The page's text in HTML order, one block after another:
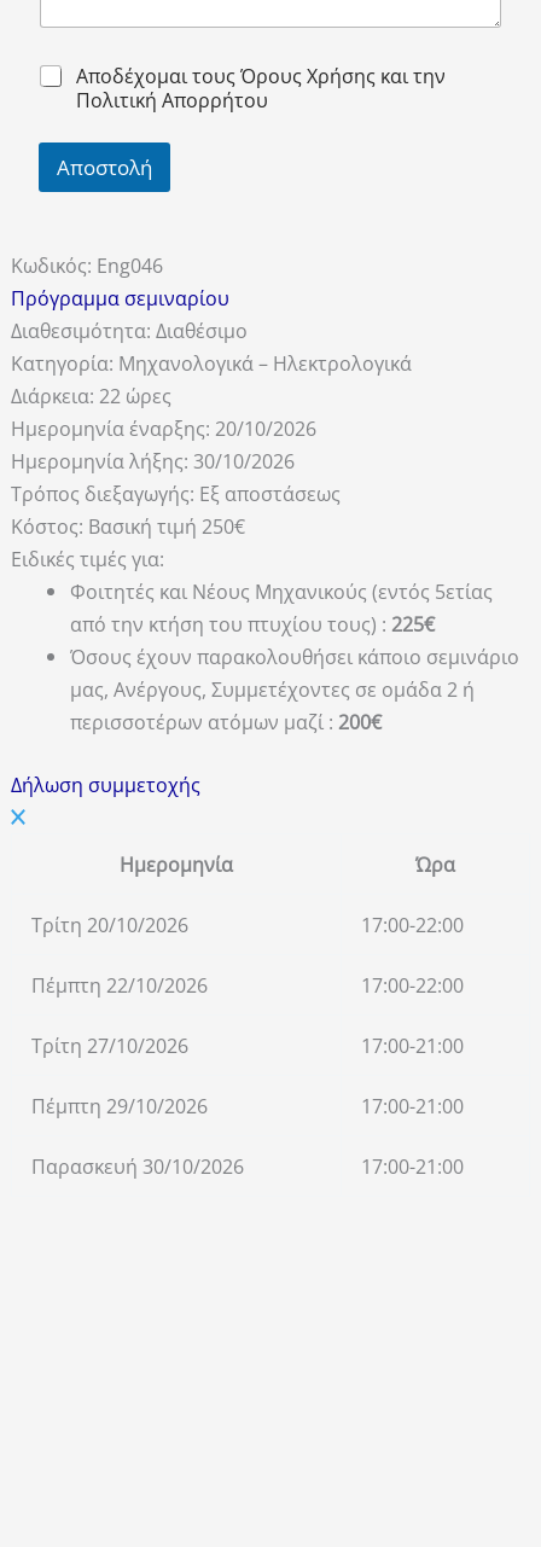
Αποδέχομαι τους Όρους Χρήσης και την
Πολιτική Απορρήτου
Αποστολή
Κωδικός: Eng046
Πρόγραμμα σεμιναρίου
Διαθεσιμότητα: Διαθέσιμο
Κατηγορία: Μηχανολογικά – Ηλεκτρολογικά
Διάρκεια: 22 ώρες
Ημερομηνία έναρξης: 20/10/2026
Ημερομηνία λήξης: 30/10/2026
Τρόπος διεξαγωγής: Εξ αποστάσεως
Κόστος: Βασική τιμή 250€
Ειδικές τιμές για:
Φοιτητές και Νέους Μηχανικούς (εντός 5ετίας
από την κτήση του πτυχίου τους) :225€
Όσους έχουν παρακολουθήσει κάποιο σεμινάριο
μας, Ανέργους, Συμμετέχοντες σε ομάδα 2 ή
περισσοτέρων ατόμων μαζί :200€
Δήλωση συμμετοχής
Ημερομηνία Ώρα
Τρίτη 20/10/2026 17:00-22:00
Πέμπτη 22/10/2026 17:00-22:00
Τρίτη 27/10/2026 17:00-21:00
Πέμπτη 29/10/2026 17:00-21:00
Παρασκευή 30/10/2026 17:00-21:00